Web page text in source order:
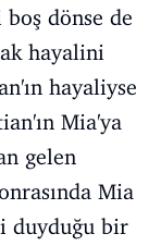
dönse de
hayalini
hayaliyse
Mia'ya
gelen
Mia
duyduğu bir